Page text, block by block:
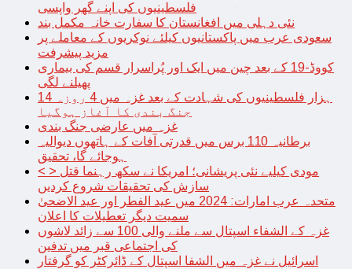
فلسطینیوں کی اپنے گھر واپسی
نئی دہلی میں افغانستان کا سفارت خانہ مکمل بند
سعودی عرب میں پاکستانیوں کیلئے نوکریوں کے معاملے پر
مزید پیشرفت
کووڈ-19 کے بعد چین میں ایک اور پُراسرار قسم کی بیماری
پھیلنے لگی
14 ہزار فلسطینیوں کی شہادت کے بعد غزہ میں 4 روزہ
جنگ بندی کا آغاز ہوگیا
غزہ میں عارضی جنگ بندی
برطانیہ 110 برس میں قدرتی آفات کے ہاتھوں دیوالیہ
ہوجائے گا، تحقیق
< > مودی کیلیے نئی پریشانی؛ امریکا نے سکھ رہنما قتل
سازش کی تحقیقات شروع کردیں
متحدہ عرب امارات: 2024 میں عید الفطر اور عید الاضحیٰ
سمیت دیگر تعطیلات کا اعلان
غزہ کے الشفاء اسپتال سے ملنے والی 100 سے زائد لاشوں
کی اجتماعی قبر میں تدفین
اسرائیل نے غزہ میں الشفا اسپتال کے ڈائرکٹر کو گرفتار